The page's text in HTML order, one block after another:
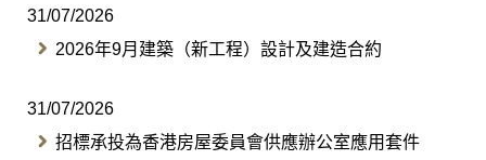
31/07/2026
2026年9月建築（新工程）設計及建造合約
31/07/2026
招標承投為香港房屋委員會供應辦公室應用套件